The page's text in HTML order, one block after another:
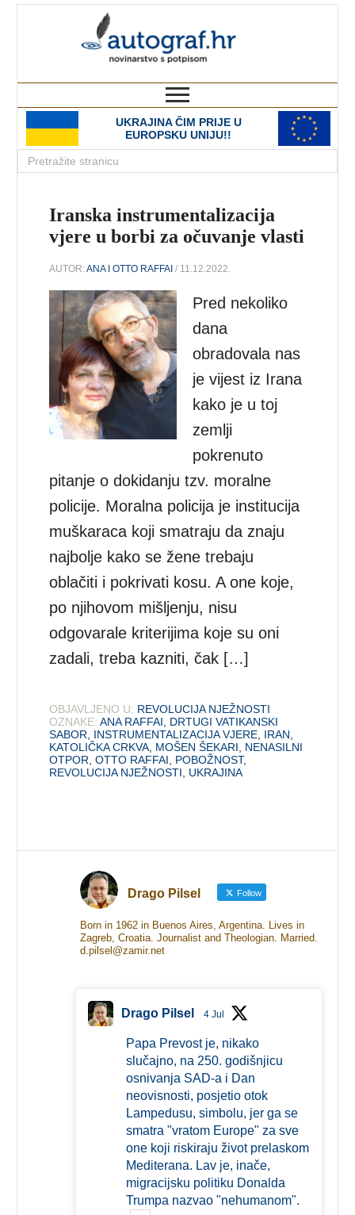
UKRAJINA ČIM PRIJE U
EUROPSKU UNIJU!!
Iranska instrumentalizacija
vjere u borbi za očuvanje vlasti
AUTOR:ANA I OTTO RAFFAI / 11.12.2022.
Pred nekoliko
dana
obradovala nas
je vijest iz Irana
kako je u toj
zemlji
pokrenuto
pitanje o dokidanju tzv. moralne
policije. Moralna policija je institucija
muškaraca koji smatraju da znaju
najbolje kako se žene trebaju
oblačiti i pokrivati kosu. A one koje,
po njihovom mišljenju, nisu
odgovarale kriterijima koje su oni
zadali, treba kazniti, čak […]
OBJAVLJENO U: REVOLUCIJA NJEŽNOSTI
OZNAKE: ANA RAFFAI
DRTUGI VATIKANSKI
SABOR
INSTRUMENTALIZACIJA VJERE IRAN
KATOLIČKA CRKVA MOŠEN ŠEKARI
NENASILNI
OTPOR ,OTTO RAFFAI POBOŽNOST,
REVOLUCIJA NJEŽNOSTI
UKRAJINA
Drago Pilsel Follow
Born in 1962 in Buenos Aires, Argentina. Lives in
Zagreb, Croatia. Journalist and Theologian. Married.
d.pilsel@zamir.net
Drago Pilsel 4 Jul
Papa Prevost je, nikako
slučajno, na 250. godišnjicu
osnivanja SAD-a i Dan
neovisnosti, posjetio otok
Lampedusu, simbolu, jer ga se
smatra "vratom Europe" za sve
one koji riskiraju život prelaskom
Mediterana. Lav je, inače,
migracijsku politiku Donalda
Trumpa nazvao "nehumanom".